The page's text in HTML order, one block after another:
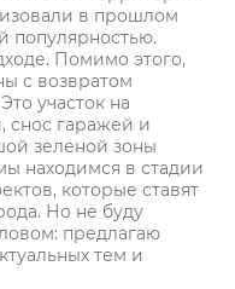
в прошлом
популярностью.
Помимо этого,
с возвратом
участок на
снос гаражей и
зеленой зоны
находимся в стадии
которые ставят
Но не буду
предлагаю
тем и